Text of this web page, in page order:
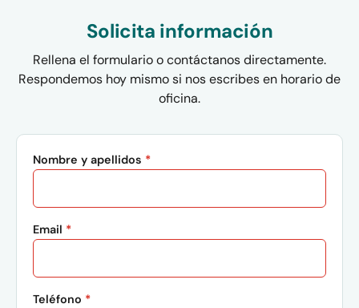
Solicita información
Rellena el formulario o contáctanos directamente.
Respondemos hoy mismo si nos escribes en horario de
oficina.
Nombre y apellidos *
Email *
Teléfono *